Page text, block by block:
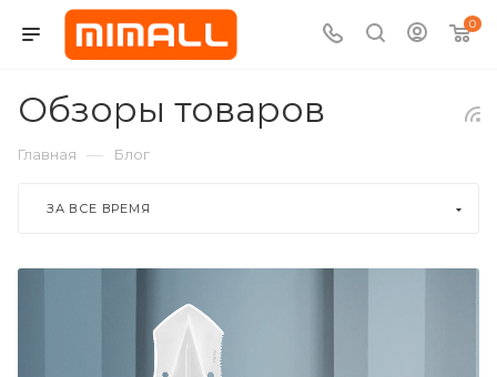
0
Обзоры товаров
Главная — Блог
ЗА ВСЕ ВРЕМЯ